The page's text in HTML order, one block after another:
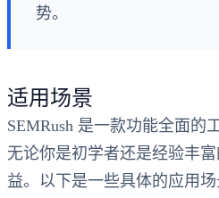
势。
适用场景
SEMRush 是一款功能全面的
无论你是初学者还是经验丰
益。以下是一些具体的应用场